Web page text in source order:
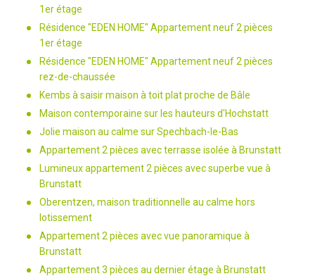
1er étage
Résidence "EDEN HOME" Appartement neuf 2 pièces
1er étage
Résidence "EDEN HOME" Appartement neuf 2 pièces
rez-de-chaussée
Kembs à saisir maison à toit plat proche de Bâle
Maison contemporaine sur les hauteurs d'Hochstatt
Jolie maison au calme sur Spechbach-le-Bas
Appartement 2 pièces avec terrasse isolée à Brunstatt
Lumineux appartement 2 pièces avec superbe vue à
Brunstatt
Oberentzen, maison traditionnelle au calme hors
lotissement
Appartement 2 pièces avec vue panoramique à
Brunstatt
Appartement 3 pièces au dernier étage à Brunstatt